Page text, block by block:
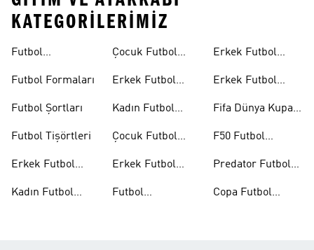
KATEGORILERIMIZ
Futbol
Futbol Formaları
Futbol Şortları
Futbol Tişörtleri
Erkek Futbol
Kadın Futbol
Çocuk Futbol
Erkek Futbol
Kadın Futbol
Çocuk Futbol
Erkek Futbol
Futbol
Erkek Futbol
Erkek Futbol
Fifa Dünya Kupası
F50 Futbol
Predator Futbol
Copa Futbol